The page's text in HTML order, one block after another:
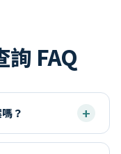
詢 FAQ
？